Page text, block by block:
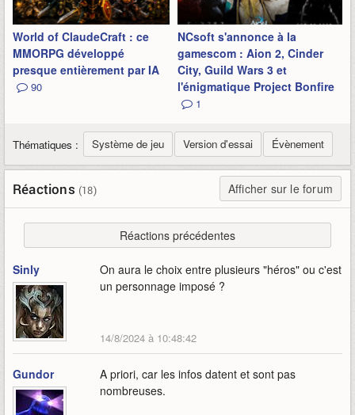
World of ClaudeCraft : ce
MMORPG développé
presque entièrement par IA
90
NCsoft s'annonce à la
gamescom : Aion 2, Cinder
City, Guild Wars 3 et
l'énigmatique Project Bonfire
1
Thématiques : Système de jeu Version d'essai Évènement
Réactions (18) Afficher sur le forum
Réactions précédentes
Sinly
On aura le choix entre plusieurs "héros" ou c'est
un personnage imposé ?
14/8/2024 à 10:48:42
Gundor
A priori, car les infos datent et sont pas
nombreuses.